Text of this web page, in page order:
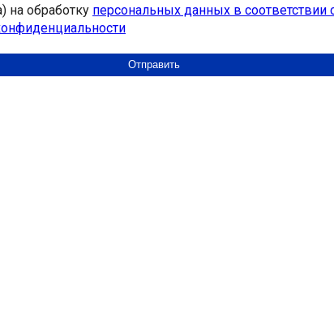
на обработку персональных данных в соответствии